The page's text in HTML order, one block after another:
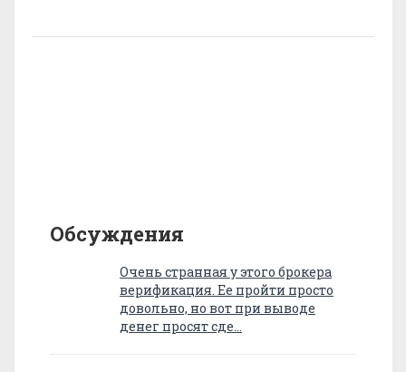
Обсуждения
Очень странная у этого брокера
верификация. Ее пройти просто
довольно, но вот при выводе
денег просят сде…